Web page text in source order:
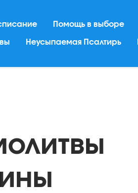
Помощь в выборе
Неусыпаемая Псалтирь